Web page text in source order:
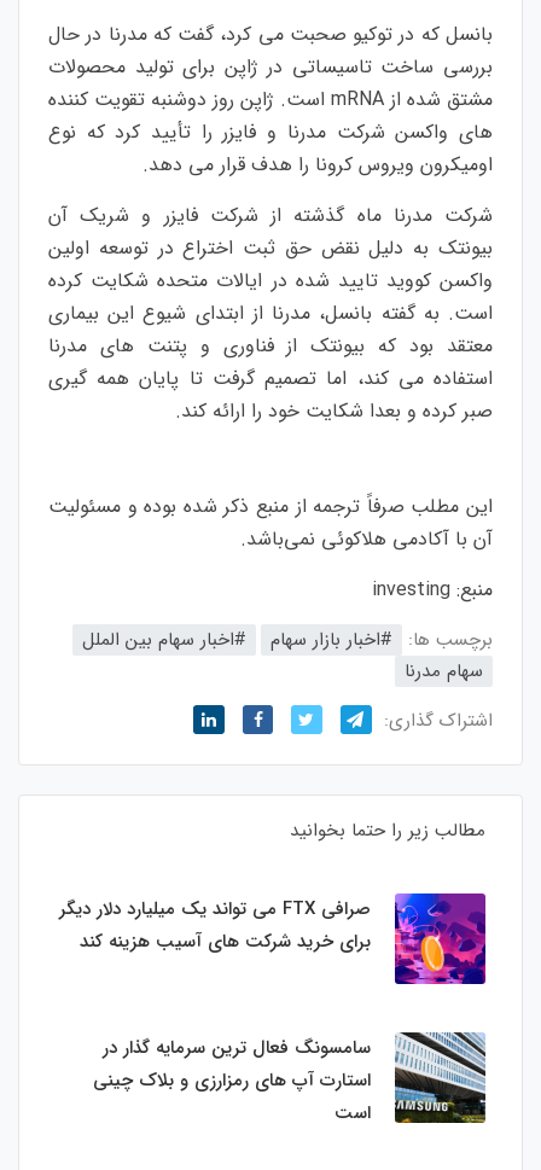
بانسل که در توکیو صحبت می کرد، گفت که مدرنا در حال
بررسی ساخت تاسیساتی در ژاپن برای تولید محصولات
مشتق شده از mRNA است. ژاپن روز دوشنبه تقویت‌ کننده‌
های واکسن شرکت مدرنا و فایزر را تأیید کرد که نوع
اومیکرون ویروس کرونا را هدف قرار می‌ دهد.
شرکت مدرنا ماه گذشته از شرکت فایزر و شریک آن
بیونتک به دلیل نقض حق ثبت اختراع در توسعه اولین
واکسن کووید تایید شده در ایالات متحده شکایت کرده
است. به گفته بانسل، مدرنا از ابتدای شیوع این بیماری
معتقد بود که بیونتک از فناوری و پتنت های مدرنا
استفاده می کند، اما تصمیم گرفت تا پایان همه گیری
صبر کرده و بعدا شکایت خود را ارائه کند.
این مطلب صرفاً ترجمه از منبع ذکر شده بوده و مسئولیت
آن با آکادمی هلاکوئی نمی‌باشد.
منبع: investing
برچسب ها: #اخبار بازار سهام
#اخبار سهام بین الملل
سهام مدرنا
اشتراک گذاری:
مطالب زیر را حتما بخوانید
صرافی FTX می تواند یک میلیارد دلار دیگر
برای خرید شرکت های آسیب هزینه کند
سامسونگ فعال‌ ترین سرمایه‌ گذار در
استارت‌ آپ‌ های رمزارزی و بلاک چینی
است